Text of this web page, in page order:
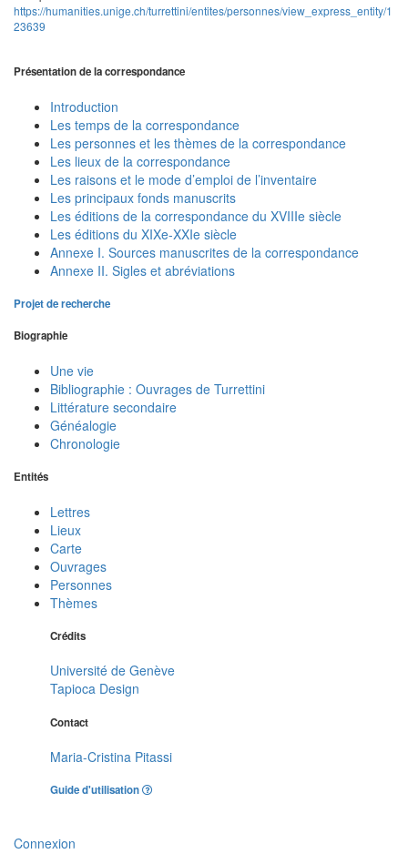
https://humanities.unige.ch/turrettini/entites/personnes/view_express_entity/1
23639
Présentation de la correspondance
Introduction
Les temps de la correspondance
Les personnes et les thèmes de la correspondance
Les lieux de la correspondance
Les raisons et le mode d’emploi de l’inventaire
Les principaux fonds manuscrits
Les éditions de la correspondance du XVIIIe siècle
Les éditions du XIXe-XXIe siècle
Annexe I. Sources manuscrites de la correspondance
Annexe II. Sigles et abréviations
Projet de recherche
Biographie
Une vie
Bibliographie : Ouvrages de Turrettini
Littérature secondaire
Généalogie
Chronologie
Entités
Lettres
Lieux
Carte
Ouvrages
Personnes
Thèmes
Crédits
Université de Genève
Tapioca Design
Contact
Maria-Cristina Pitassi
Guide d'utilisation
Connexion